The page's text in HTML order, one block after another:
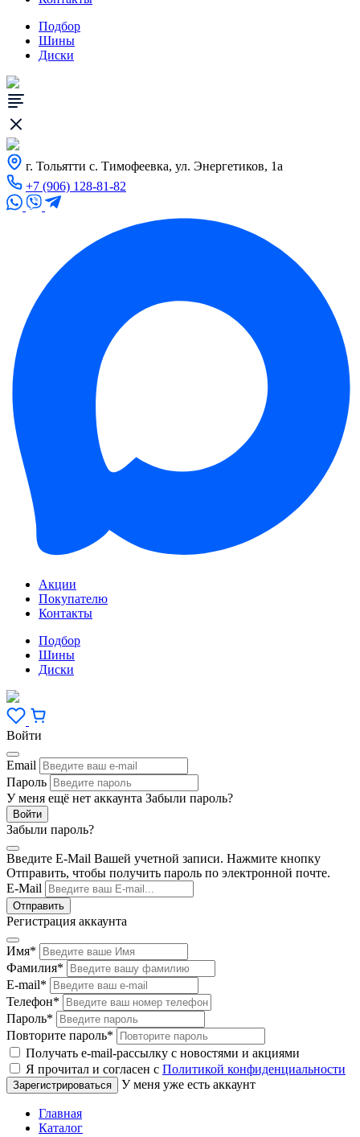
Подбор
Шины
Диски
г. Тольятти с. Тимофеевка, ул. Энергетиков, 1а
+7 (906) 128-81-82
Акции
Покупателю
Контакты
Подбор
Шины
Диски
Войти
Email
Пароль
У меня ещё нет аккаунта Забыли пароль?
Забыли пароль?
Введите E-Mail Вашей учетной записи. Нажмите кнопку
Отправить, чтобы получить пароль по электронной почте.
E-Mail
Регистрация аккаунта
Имя*
Фамилия*
E-mail*
Телефон*
Пароль*
Повторите пароль*
Получать e-mail-рассылку с новостями и акциями
Я прочитал и согласен с Политикой конфиденциальности
У меня уже есть аккаунт
Главная
Каталог